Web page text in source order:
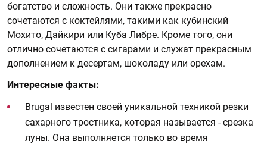
богатство и сложность. Они также прекрасно
сочетаются с коктейлями, такими как кубинский
Мохито, Дайкири или Куба Либре. Кроме того, они
отлично сочетаются с сигарами и служат прекрасным
дополнением к десертам, шоколаду или орехам.
Интересные факты:
Brugal известен своей уникальной техникой резки
сахарного тростника, которая называется - срезка
луны. Она выполняется только во время